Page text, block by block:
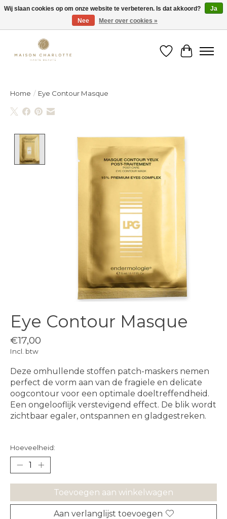
Gratis verzending binnen België vanaf €150
Verlanglijst
Home / Eye Contour Masque
Product image slideshow Items
Eye Contour Masque
€17,00
Incl. btw
Deze omhullende stoffen patch-maskers nemen
perfect de vorm aan van de fragiele en delicate
oogcontour voor een optimale doeltreffendheid.
Een ongelooflijk verstevigend effect. De blik wordt
zichtbaar egaler, ontspannen en gladgestreken.
Hoeveelheid:
Toevoegen aan winkelwagen
Aan verlanglijst toevoegen
Wij slaan cookies op om onze website te verbeteren. Is dat akkoord?
Ja
Nee
Meer over cookies »